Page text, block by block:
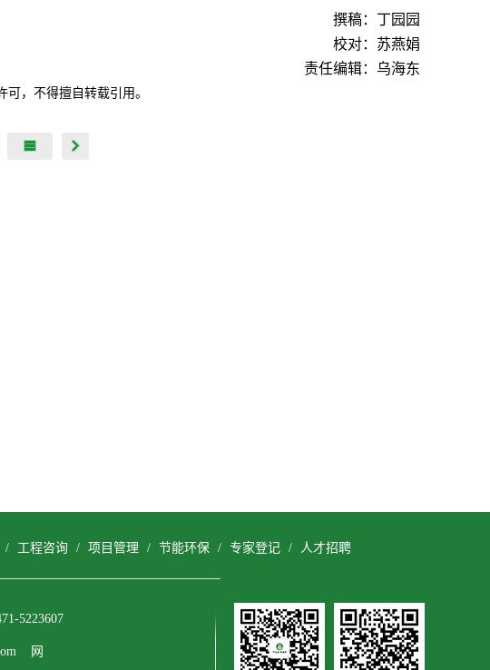
撰稿：丁园园
校对：苏燕娟
责任编辑：乌海东
，不得擅自转载引用。
/ 工程咨询 / 项目管理 / 节能环保 / 专家登记 / 人才招聘
5223607
网